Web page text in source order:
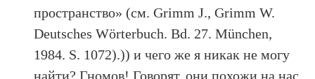
пространство» (см. Grimm J., Grimm W.
Deutsches Wörterbuch. Bd. 27. München,
1984. S. 1072).)) и чего же я никак не могу
найти? Гномов! Говорят, они похожи на нас